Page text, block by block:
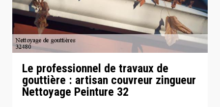
Le professionnel de travaux de
gouttière : artisan couvreur zingueur
Nettoyage Peinture 32